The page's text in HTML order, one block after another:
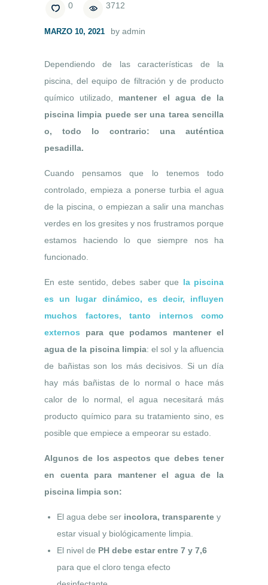
0 3712
MARZO 10, 2021 by admin
Dependiendo de las características de la
piscina, del equipo de filtración y de producto
químico utilizado, mantener el agua de la
piscina limpia puede ser una tarea sencilla
o, todo lo contrario: una auténtica
pesadilla.
Cuando pensamos que lo tenemos todo
controlado, empieza a ponerse turbia el agua
de la piscina, o empiezan a salir una manchas
verdes en los gresites y nos frustramos porque
estamos haciendo lo que siempre nos ha
funcionado.
En este sentido, debes saber que la piscina
es un lugar dinámico, es decir, influyen
muchos factores, tanto internos como
externos para que podamos mantener el
agua de la piscina limpia: el sol y la afluencia
de bañistas son los más decisivos. Si un día
hay más bañistas de lo normal o hace más
calor de lo normal, el agua necesitará más
producto químico para su tratamiento sino, es
posible que empiece a empeorar su estado.
Algunos de los aspectos que debes tener
en cuenta para mantener el agua de la
piscina limpia son:
El agua debe ser incolora, transparente y
estar visual y biológicamente limpia.
El nivel de PH debe estar entre 7 y 7,6
para que el cloro tenga efecto